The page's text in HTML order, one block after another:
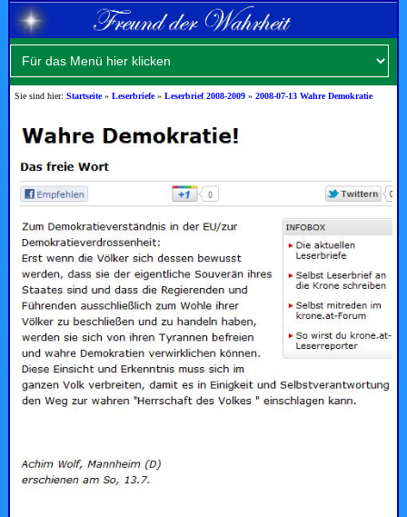
Sie sind hier:Startseite»Leserbriefe»Leserbrief 2008-2009 »2008-07-13 Wahre Demokratie